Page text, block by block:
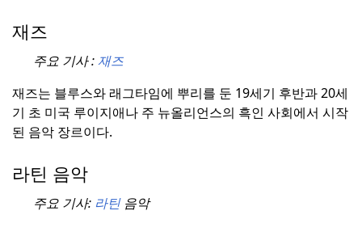
재즈
주요 기사 :재즈
재즈는 블루스와 래그타임에 뿌리를 둔 19세기 후반과 20세
기 초 미국 루이지애나 주 뉴올리언스의 흑인 사회에서 시작
된 음악 장르이다.
라틴 음악
주요 기사: 라틴음악